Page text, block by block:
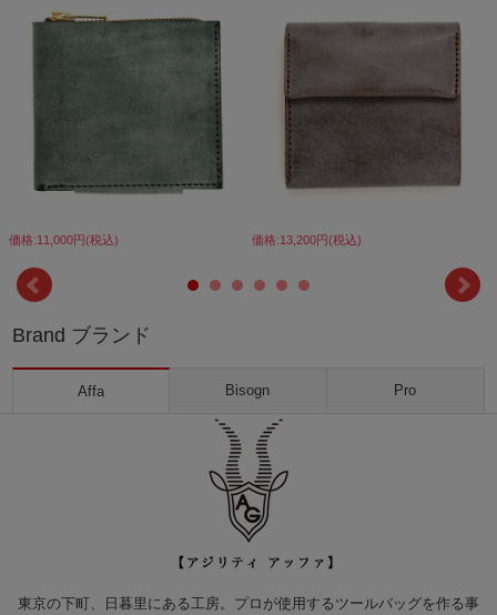
価格:11,000円(税込) 価格:13,200円(税込)
Brand ブランド
Affa Bisogn Pro
東京の下町、日暮里にある工房。プロが使用するツールバッグを作る事